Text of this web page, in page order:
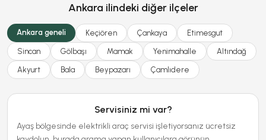
Ankara ilindeki diğer ilçeler
Ankara geneli Keçiören Çankaya Etimesgut
Sincan Gölbaşı Mamak Yenimahalle Altındağ
Akyurt Bala Beypazarı Çamlıdere
Servisiniz mi var?
Ayaş bölgesinde elektrikli araç servisi işletiyorsanız ücretsiz